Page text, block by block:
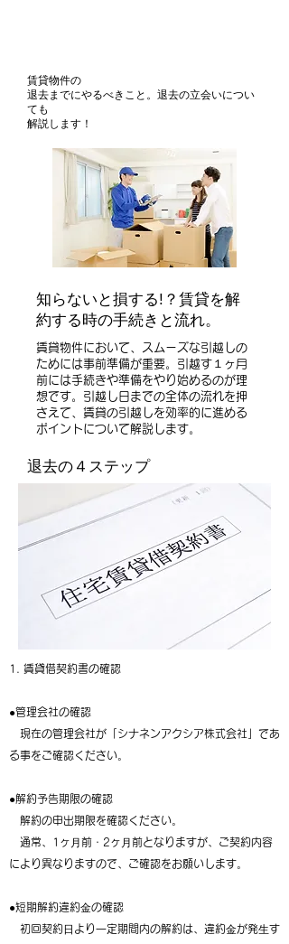
賃貸物件の
退去までにやるべきこと。退去の立会いについ
ても
解説します！
知らないと損する!？賃貸を解
約する時の手続きと流れ。
賃貸物件において、スムーズな引越しの
ためには事前準備が重要。引越す１ヶ月
前には手続きや準備をやり始めるのが理
想です。引越し日までの全体の流れを押
さえて、賃貸の引越しを効率的に進める
ポイントについて解説します。
退去の４ステップ
1. 賃貸借契約書の確認
●管理会社の確認
現在の管理会社が「シナネンアクシア株式会社」であ
る事をご確認ください。
●解約予告期限の確認
解約の申出期限を確認ください。
通常、1ヶ⽉前・2ヶ⽉前となりますが、ご契約内容
により異なりますので、ご確認をお願いします。
●短期解約違約⾦の確認
初回契約⽇より⼀定期間内の解約は、違約⾦が発⽣す